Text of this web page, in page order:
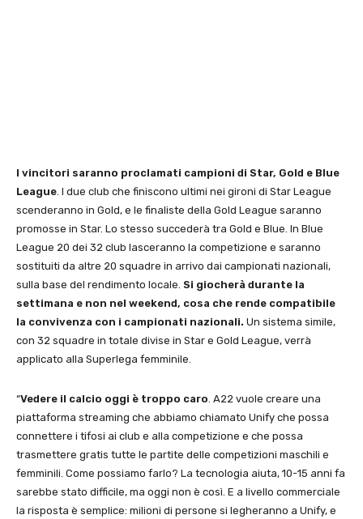
I vincitori saranno proclamati campioni di Star, Gold e Blue
League . I due club che finiscono ultimi nei gironi di Star League
scenderanno in Gold, e le finaliste della Gold League saranno
promosse in Star. Lo stesso succederà tra Gold e Blue. In Blue
League 20 dei 32 club lasceranno la competizione e saranno
sostituiti da altre 20 squadre in arrivo dai campionati nazionali,
sulla base del rendimento locale. Si giocherà durante la
settimana e non nel weekend, cosa che rende compatibile
la convivenza con i campionati nazionali. Un sistema simile,
con 32 squadre in totale divise in Star e Gold League, verrà
applicato alla Superlega femminile.
“Vedere il calcio oggi è troppo caro . A22 vuole creare una
piattaforma streaming che abbiamo chiamato Unify che possa
connettere i tifosi ai club e alla competizione e che possa
trasmettere gratis tutte le partite delle competizioni maschili e
femminili. Come possiamo farlo? La tecnologia aiuta, 10-15 anni fa
sarebbe stato difficile, ma oggi non è così. E a livello commerciale
la risposta è semplice: milioni di persone si legheranno a Unify, e